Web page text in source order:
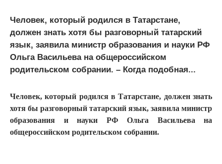
Человек, который родился в Татарстане,
должен знать хотя бы разговорный татарский
язык, заявила министр образования и науки РФ
Ольга Васильева на общероссийском
родительском собрании. – Когда подобная...
Человек, который родился в Татарстане, должен знать
хотя бы разговорный татарский язык, заявила министр
образования и науки РФ Ольга Васильева на
общероссийском родительском собрании.